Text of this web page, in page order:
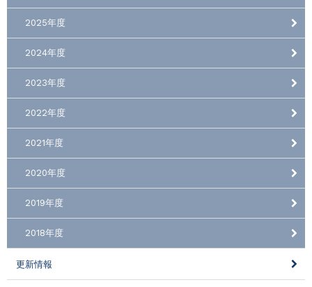
2025年度
2024年度
2023年度
2022年度
2021年度
2020年度
2019年度
2018年度
更新情報